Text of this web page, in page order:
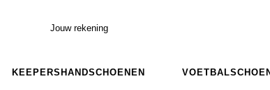
Jouw rekening
KEEPERSHANDSCHOENEN